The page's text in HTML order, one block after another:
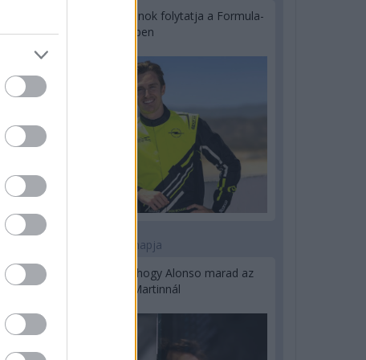
Újabb korábbi F2-es bajnok folytatja a Formula-
E-ben
2 napja
Newey biztos benne, hogy Alonso marad az
Aston Martinnál